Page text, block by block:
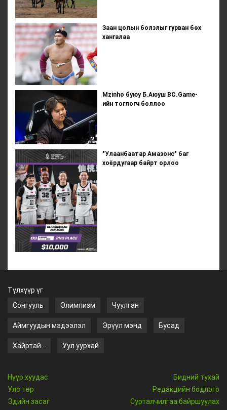
Заан цолын болзлыг гурван бөх
хангалаа
Mzinho буюу Б.Аюуш BC.Game-
ийн тоглогч боллоо
"Улаанбаатар Амазонс" баг
хоёрдугаар байрт орлоо
Түлхүүр үг
Сонгууль
Олимпизм Чуулган
Аймгуудын мэдээлэл Эрүүл мэнд Бусад
Хайртай... Уул уурхай
Нүүр хуудас
Улс төр
Эдийн засаг
Бидний тухай
Редакцийн бодлого
Сурталчилгаа байршуулах